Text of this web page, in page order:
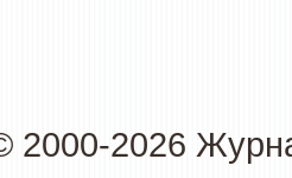
2000-2026